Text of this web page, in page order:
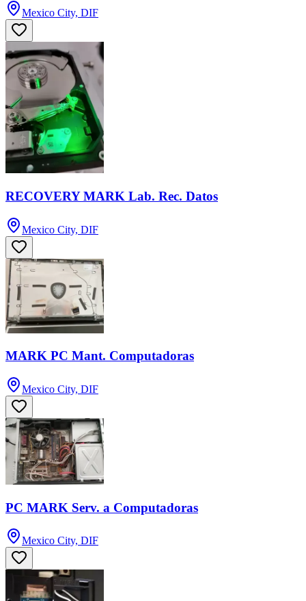
Mexico City, DIF
RECOVERY MARK Lab. Rec. Datos
Mexico City, DIF
MARK PC Mant. Computadoras
Mexico City, DIF
PC MARK Serv. a Computadoras
Mexico City, DIF